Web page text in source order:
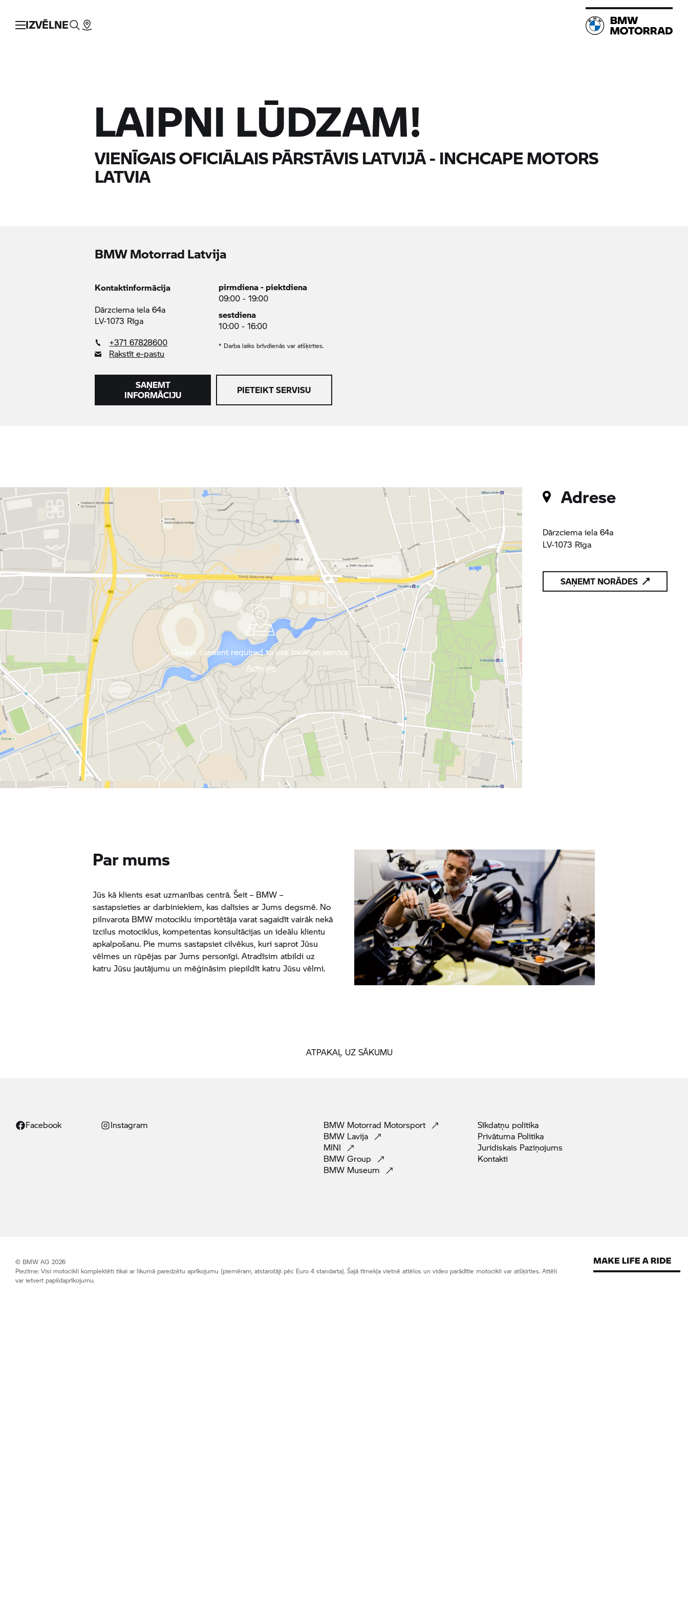
IZVĒLNE
LAIPNI LŪDZAM!
VIENĪGAIS OFICIĀLAIS PĀRSTĀVIS LATVIJĀ - INCHCAPE MOTORS
LATVIA
BMW Motorrad Latvija
Kontaktinformācija
Dārzciema iela 64a
LV-1073 Rīga
+371 67828600
Rakstīt e-pastu
pirmdiena - piektdiena
09:00 - 19:00
sestdiena
10:00 - 16:00
* Darba laiks brīvdienās var atšķirties.
SAŅEMT
INFORMĀCIJU
PIETEIKT SERVISU
Adrese
Dārzciema iela 64a
LV-1073 Rīga
SAŅEMT NORĀDES
Cookie consent required to use location service.
Activate
Par mums
Jūs kā klients esat uzmanības centrā. Šeit – BMW –
sastapsieties ar darbiniekiem, kas dalīsies ar Jums degsmē. No
pilnvarota BMW motociklu importētāja varat sagaidīt vairāk nekā
izcilus motociklus, kompetentas konsultācijas un ideālu klientu
apkalpošanu. Pie mums sastapsiet cilvēkus, kuri saprot Jūsu
vēlmes un rūpējas par Jums personīgi. Atradīsim atbildi uz
katru Jūsu jautājumu un mēģināsim piepildīt katru Jūsu vēlmi.
ATPAKAĻ UZ SĀKUMU
Facebook Instagram BMW Motorrad Motorsport
BMW Lavija
MINI
BMW Group
BMW Museum
Sīkdatņu politika
Privātuma Politika
Juridiskais Paziņojums
Kontakti
© BMW AG 2026
Piezīme: Visi motocikli komplektēti tikai ar likumā paredzētu aprīkojumu (piemēram, atstarotāji pēc Euro 4 standarta). Šajā tīmekļa vietnē attēlos un video parādītie motocikli var atšķirties. Attēli
var ietvert papildaprīkojumu.